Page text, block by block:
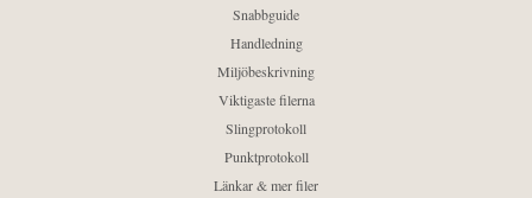
Snabbguide
Handledning
Miljöbeskrivning
Viktigaste filerna
Slingprotokoll
Punktprotokoll
Länkar & mer filer